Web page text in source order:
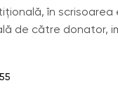
în scrisoarea
de către donator,